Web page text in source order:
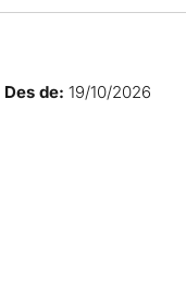
Des de: 19/10/2026